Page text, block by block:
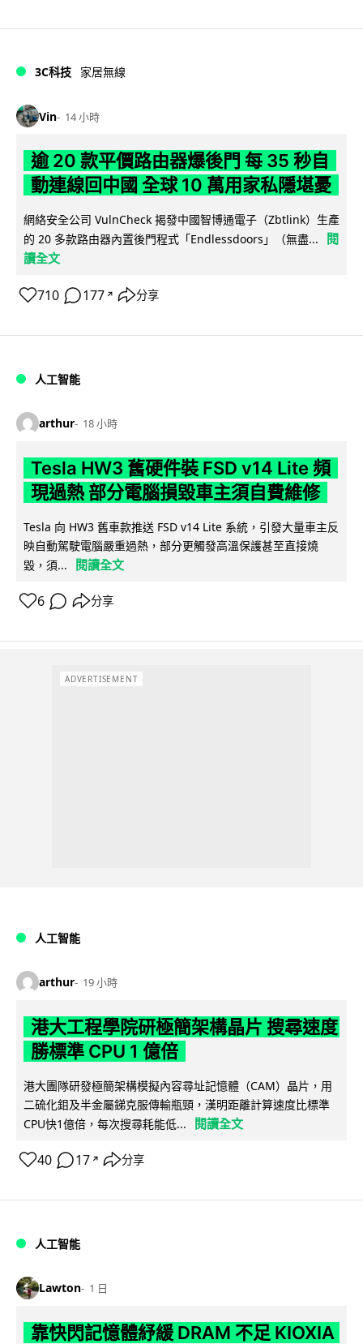
3C科技 家居無線
Vin 14 小時
逾 20 款平價路由器爆後門 每 35 秒自
動連線回中國 全球 10 萬用家私隱堪憂
網絡安全公司 VulnCheck 揭發中國智博通電子（Zbtlink）生產
的 20 多款路由器內置後門程式「Endlessdoors」（無盡...
閱
讀全文
710 177 ↗ 分享
人工智能
arthur 18 小時
Tesla HW3 舊硬件裝 FSD v14 Lite 頻
現過熱 部分電腦損毀車主須自費維修
Tesla 向 HW3 舊車款推送 FSD v14 Lite 系統，引發大量車主反
映自動駕駛電腦嚴重過熱，部分更觸發高溫保護甚至直接燒
毀，須...
閱讀全文
6 分享
ADVERTISEMENT
人工智能
arthur 19 小時
港大工程學院研極簡架構晶片 搜尋速度
勝標準 CPU 1 億倍
港大團隊研發極簡架構模擬內容尋址記憶體（CAM）晶片，用
二硫化鉬及半金屬銻克服傳輸瓶頸，漢明距離計算速度比標準
CPU快1億倍，每次搜尋耗能低...
閱讀全文
40 17 ↗ 分享
人工智能
Lawton 1 日
靠快閃記憶體紓緩 DRAM 不足 KIOXIA